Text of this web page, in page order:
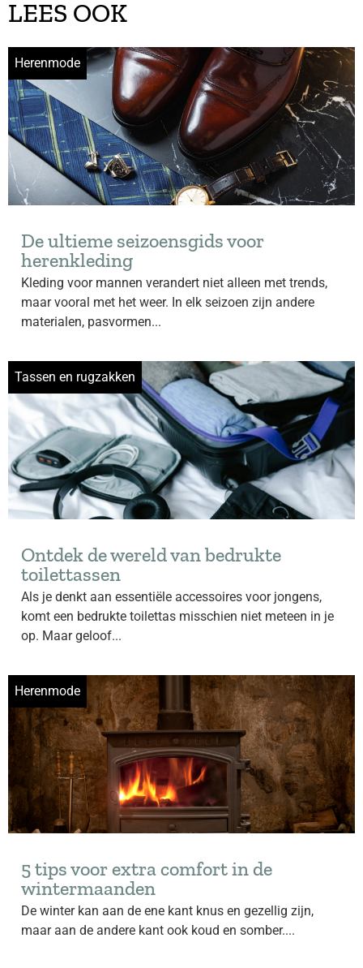
LEES OOK
Herenmode
De ultieme seizoensgids voor
herenkleding
Kleding voor mannen verandert niet alleen met trends,
maar vooral met het weer. In elk seizoen zijn andere
materialen, pasvormen...
Tassen en rugzakken
Ontdek de wereld van bedrukte
toilettassen
Als je denkt aan essentiële accessoires voor jongens,
komt een bedrukte toilettas misschien niet meteen in je
op. Maar geloof...
Herenmode
5 tips voor extra comfort in de
wintermaanden
De winter kan aan de ene kant knus en gezellig zijn,
maar aan de andere kant ook koud en somber....